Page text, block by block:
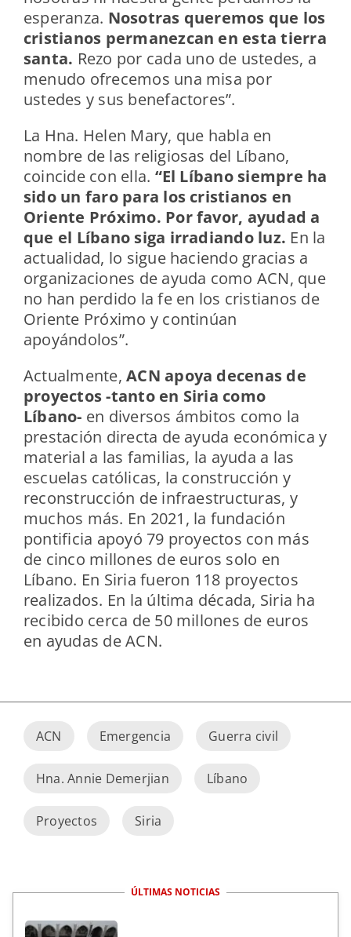
esperanza. Nosotras queremos que los
cristianos permanezcan en esta tierra
santa. Rezo por cada uno de ustedes, a
menudo ofrecemos una misa por
ustedes y sus benefactores”.
La Hna. Helen Mary, que habla en
nombre de las religiosas del Líbano,
coincide con ella. “El Líbano siempre ha
sido un faro para los cristianos en
Oriente Próximo. Por favor, ayudad a
que el Líbano siga irradiando luz. En la
actualidad, lo sigue haciendo gracias a
organizaciones de ayuda como ACN, que
no han perdido la fe en los cristianos de
Oriente Próximo y continúan
apoyándolos”.
Actualmente,ACN apoya decenas de
proyectos -tanto en Siria como
Líbano- en diversos ámbitos como la
prestación directa de ayuda económica y
material a las familias, la ayuda a las
escuelas católicas, la construcción y
reconstrucción de infraestructuras, y
muchos más. En 2021, la fundación
pontificia apoyó 79 proyectos con más
de cinco millones de euros solo en
Líbano. En Siria fueron 118 proyectos
realizados. En la última década, Siria ha
recibido cerca de 50 millones de euros
en ayudas de ACN.
ACN Emergencia Guerra civil
Hna. Annie Demerjian Líbano
Proyectos Siria
ÚLTIMAS NOTICIAS